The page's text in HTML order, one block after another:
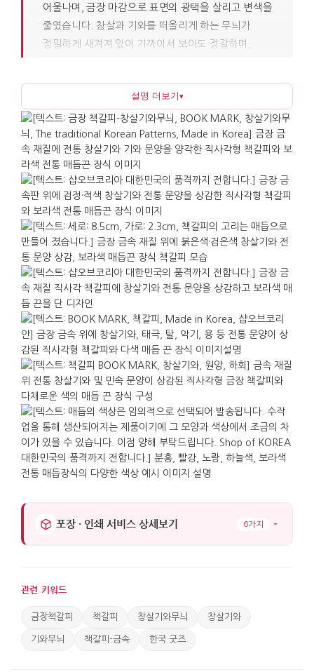
어울나며, 금장 마감으로 표면의 광택을 살리고 변색을
줄였습니다. 창살과 기와를 떠올리게 하는 무늬가
정밀하게 새겨져 있어 가까이서 보아도 정갈하며,
해줍니다. 금속 소재로 제작되어 종이 책갈피보다
형태가 쉽게 구겨지지 않고 오래 사용할 수 있습니다.
창살은 한옥 창문의 격자에서 비롯된 무늬로, 빛과
바람이 드나드는 길을 만들고 안과 밖을 단정하게
나누는 구조를 담고 있습니다. 기와는 지붕을 이루며
비와 바람을 막아 집을 지키는 역할을 하는
요소입니다. 두 무늬가 함께 들어가 한옥의 질서와
편안함, 보호의 이미지를 표현한 디자인입니다.
슬림한 폭의 설계로 두꺼운 책부터 얇은 노트나
다이어리까지 무리 없이 사용할 수 있습니다. 가로
2.3cm, 세로 8.5cm의 휴대하기 편한 크기로 봉투나
카드와 함께 전달하기에도 알맞습니다. 과자나
화장품처럼 취향 차이를 크게 타지 않아 여러 명에게
나누어 주는 답례 선물이나 단체 소량 선물에
어울립니다.
비즈니스 미팅이나 출장 답례, 교수나 멘토에게 전하는
감사 선물, 교환학생이나 해외 지인에게 건네는 한국
기념품으로 적합합니다. 금장 마감이 주는 단정한 빛이
감사와 존중의 마음을 조용히 드러내며, 창살과 기와
무늬가 한국다움을 한눈에 전달합니다.
설명 더보기▾
포장 · 인쇄 서비스 상세보기 6가지
관련 키워드
금장책갈피 책갈피 창살기와무늬 창살기와
기와무늬 책갈피-금속 한국 굿즈